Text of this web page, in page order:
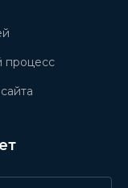
процесс